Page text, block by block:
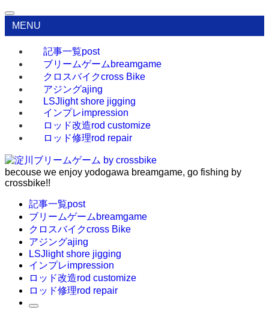
MENU
記事一覧post
ブリームゲーム breamgame
クロスバイクcross Bike
アジングajing
LSJ light shore jigging
インプレimpression
ロッド改造rod customize
ロッド修理rod repair
becouse we enjoy yodogawa breamgame, go fishing by
crossbike!!
記事一覧post
ブリームゲーム breamgame
クロスバイクcross Bike
アジングajing
LSJ light shore jigging
インプレimpression
ロッド改造rod customize
ロッド修理rod repair